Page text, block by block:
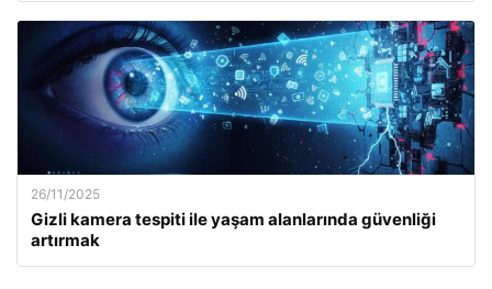
26/11/2025
Gizli kamera tespiti ile yaşam alanlarında güvenliği
artırmak